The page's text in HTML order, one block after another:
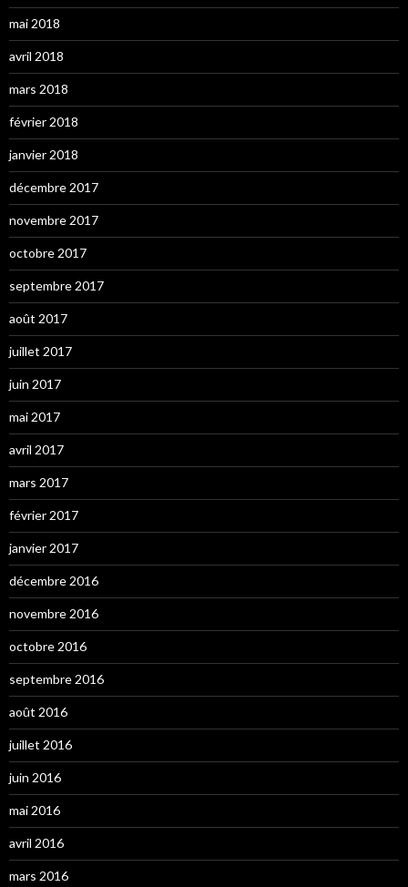
mai 2018
avril 2018
mars 2018
février 2018
janvier 2018
décembre 2017
novembre 2017
octobre 2017
septembre 2017
août 2017
juillet 2017
juin 2017
mai 2017
avril 2017
mars 2017
février 2017
janvier 2017
décembre 2016
novembre 2016
octobre 2016
septembre 2016
août 2016
juillet 2016
juin 2016
mai 2016
avril 2016
mars 2016